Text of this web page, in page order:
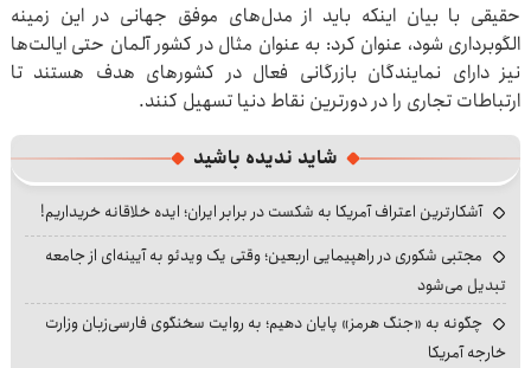
حقیقی با بیان اینکه باید از مدل‌های موفق جهانی در این زمینه
الگوبرداری شود، عنوان کرد: به عنوان مثال در کشور آلمان حتی ایالت‌ها
نیز دارای نمایندگان بازرگانی فعال در کشورهای هدف هستند تا
ارتباطات تجاری را در دورترین نقاط دنیا تسهیل کنند.
شاید ندیده باشید
آشکارترین اعتراف آمریکا به شکست در برابر ایران؛ ایده خلاقانه خریداریم!
مجتبی شکوری در راهپیمایی اربعین؛ وقتی یک ویدئو به آیینه‌ای از جامعه
تبدیل می‌شود
چگونه به «جنگ هرمز» پایان دهیم؛ به روایت سخنگوی فارسی‌زبان وزارت
خارجه آمریکا